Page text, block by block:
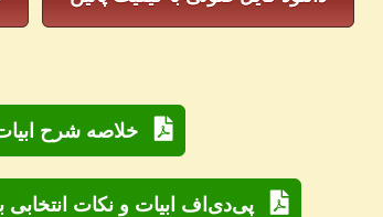
خلاصه شرح ابیات
پی‌دی‌اف ابیات و نکات انتخابی برنامه ۹۸۳